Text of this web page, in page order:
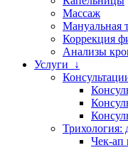
Массаж
Мануальная
Коррекция
Анализы
Услуги ↓
Трихология:
Чек-ап